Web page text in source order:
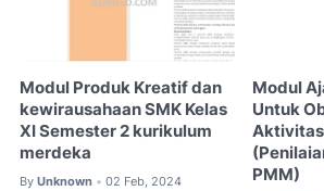
Modul Produk Kreatif dan
kewirausahaan SMK Kelas
XI Semester 2 kurikulum
merdeka
By Unknown • 02 Feb, 2024
Modul
Untuk
PMM)